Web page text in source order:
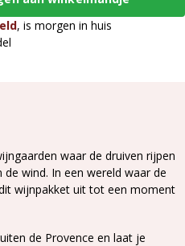
, is morgen in huis
waar de druiven rijpen
wind. In een wereld waar de
wijnpakket uit tot een moment
de Provence en laat je